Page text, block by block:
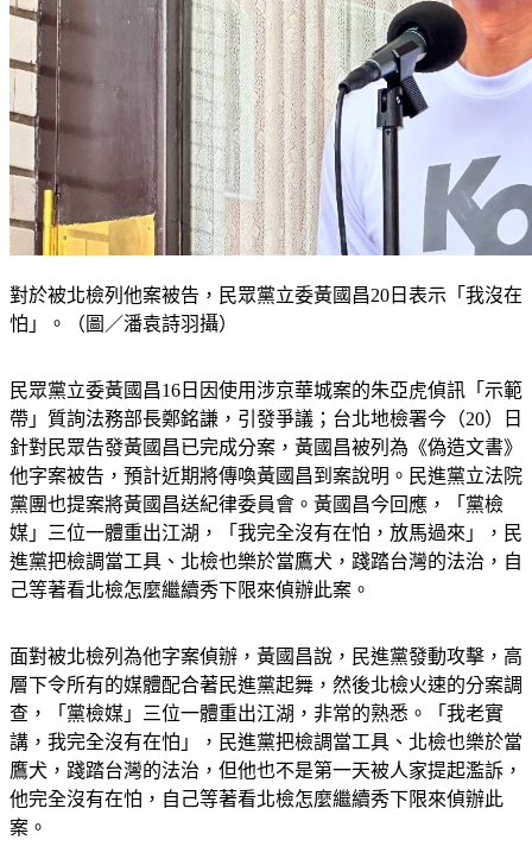
對於被北檢列他案被告，民眾黨立委黃國昌20日表示「我沒在
怕」。（圖／潘袁詩羽攝）
民眾黨立委黃國昌16日因使用涉京華城案的朱亞虎偵訊「示範
帶」質詢法務部長鄭銘謙，引發爭議；台北地檢署今（20）日
針對民眾告發黃國昌已完成分案，黃國昌被列為《偽造文書》
他字案被告，預計近期將傳喚黃國昌到案說明。民進黨立法院
黨團也提案將黃國昌送紀律委員會。黃國昌今回應，「黨檢
媒」三位一體重出江湖，「我完全沒有在怕，放馬過來」，民
進黨把檢調當工具、北檢也樂於當鷹犬，踐踏台灣的法治，自
己等著看北檢怎麼繼續秀下限來偵辦此案。
面對被北檢列為他字案偵辦，黃國昌說，民進黨發動攻擊，高
層下令所有的媒體配合著民進黨起舞，然後北檢火速的分案調
查，「黨檢媒」三位一體重出江湖，非常的熟悉。「我老實
講，我完全沒有在怕」，民進黨把檢調當工具、北檢也樂於當
鷹犬，踐踏台灣的法治，但他也不是第一天被人家提起濫訴，
他完全沒有在怕，自己等著看北檢怎麼繼續秀下限來偵辦此
案。